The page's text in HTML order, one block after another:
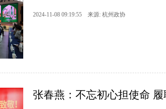
2024-11-08 09:19:55 来源: 杭州政协
张春燕：不忘初心担使命